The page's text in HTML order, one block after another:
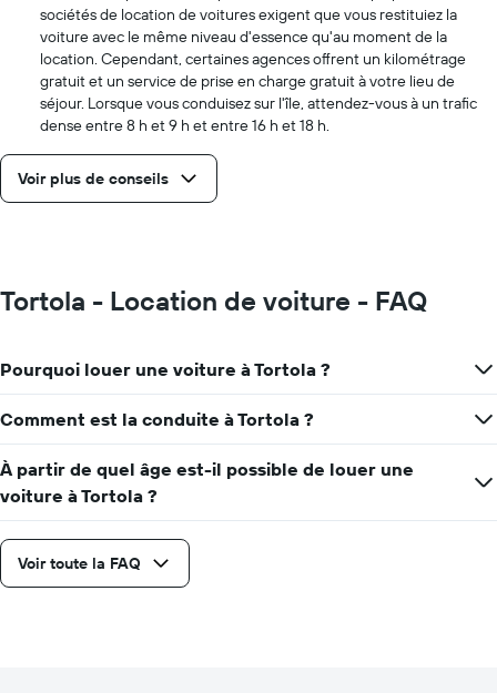
sociétés de location de voitures exigent que vous restituiez la
voiture avec le même niveau d'essence qu'au moment de la
location. Cependant, certaines agences offrent un kilométrage
gratuit et un service de prise en charge gratuit à votre lieu de
séjour. Lorsque vous conduisez sur l'île, attendez-vous à un trafic
dense entre 8 h et 9 h et entre 16 h et 18 h.
Voir plus de conseils
Tortola - Location de voiture - FAQ
Pourquoi louer une voiture à Tortola ?
Comment est la conduite à Tortola ?
À partir de quel âge est-il possible de louer une
voiture à Tortola ?
Voir toute la FAQ